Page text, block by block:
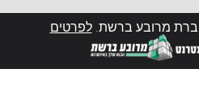
מרובע ברשת.לפרטים